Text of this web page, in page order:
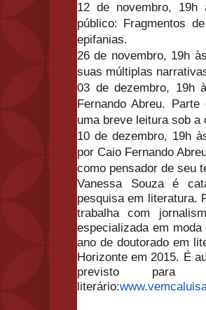
12 de novembro, 19h
público: Fragmentos
epifanias.
26 de novembro, 19h
suas múltiplas
03 de dezembro, 19h
Fernando Abreu.
uma breve leitura sob a
10 de dezembro, 19h
por Caio Fernando
como pensador de seu
Vanessa Souzaé
pesquisa em literatura.
trabalha com
especializada em
ano de doutorado em
Horizonte em 2015. É
previsto para
literário: